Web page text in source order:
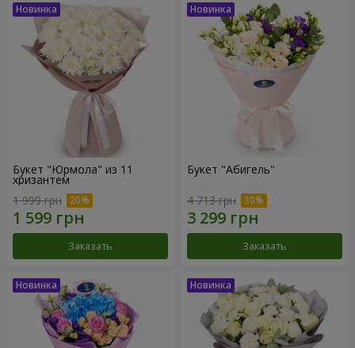
Букет "Юрмола" из 11
хризантем
1 999 грн
Заказать
Букет "Абигель"
4 713 грн
Заказать